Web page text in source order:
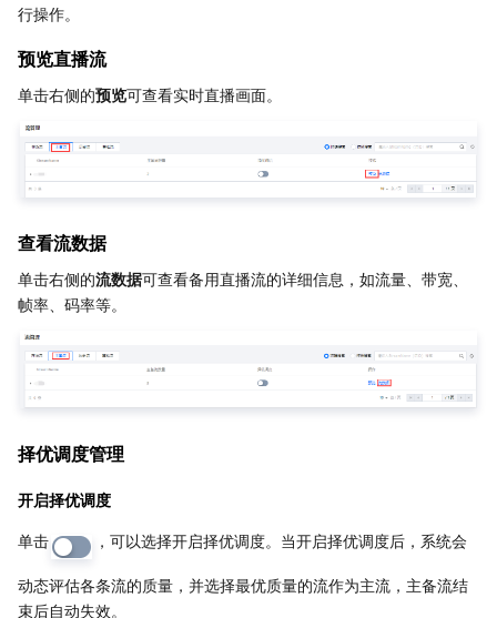
云顾问 - 混沌演练
地域管理系统
云顾问-Tencent RTC 云助手
云压测
控制台相关
费用中心
第三方
服务计划
行操作。
预览直播流
单击右侧的预览可查看实时直播画面。
查看流数据
单击右侧的流数据可查看备用直播流的详细信息，如流量、带宽、
帧率、码率等。
择优调度管理
开启择优调度
单击
，可以选择开启择优调度。当开启择优调度后，系统会
动态评估各条流的质量，并选择最优质量的流作为主流，主备流结
束后自动失效。